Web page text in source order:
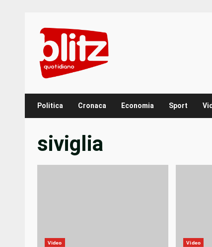
content
Politica Cronaca Economia Sport
siviglia
Video Video